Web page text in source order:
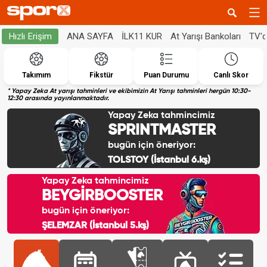
Hızlı Erişim ANA SAYFA İLK11 KUR At Yarışı Bankoları
Takımım Fikstür Puan Durumu Canlı Skor
* Yapay Zeka At yarışı tahminleri ve ekibimizin At Yarışı tahminleri hergün 10:30-
12:30 arasında yayınlanmaktadır.
Yapay Zeka tahmincimiz
SPRINTMASTER
bugün için öneriyor:
TOLSTOY (İstanbul 6.kş)
Yapay Zeka tahmincimiz
BEYGİRBOOSTER
bugün için öneriyor:
ŞELEMZAR (İstanbul 5.kş)